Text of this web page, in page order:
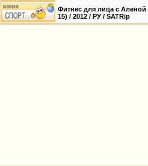
Фитнес для лица с Аленой
15) / 2012 / РУ / SATRip